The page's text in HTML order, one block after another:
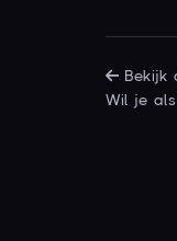
Bekijk
Wil je